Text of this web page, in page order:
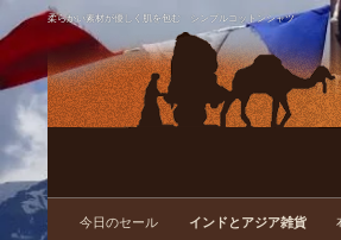
柔らかい素材が優しく肌を包む シンプルコットンシャツ
今日のセール インドとアジア雑貨